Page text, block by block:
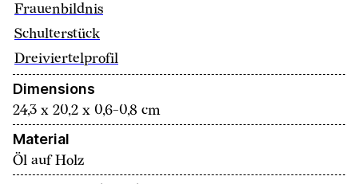
Frauenbildnis
Schulterstück
Dreiviertelprofil
Dimensions
24,3 x 20,2 x 0,6-0,8 cm
Material
Öl auf Holz